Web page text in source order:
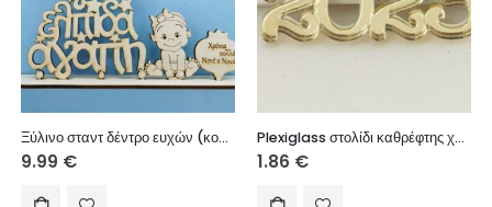
Ξύλινο σταντ δέντρο ευχών (κορίτσι) Χρόνια πολλά Νονέ και Νονά 25 εκ.
9.99 €
Plexiglass στολίδι καθρέφτης χρυσός 4 εκ.
1.86 €